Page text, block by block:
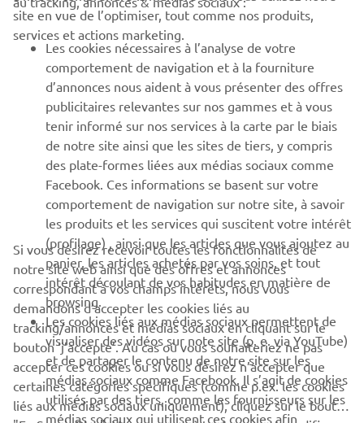
BUSINESS
PLUS DE YAMAHA
SOUTIEN
BULLETIN
Soyez le premier à connaître les dernières offres, les événements
spéciaux, les nouveautés et bien plus encore
S'ABONNER
Lisez notre politique de confidentialité pour savoir comment
nous traitons vos données personnelles :Politique de
Confidentialité
site en vue de l’optimiser, tout comme nos produits,
services et actions marketing.
Les cookies nécessaires à l’analyse de votre
comportement de navigation et à la fourniture
d’annonces nous aident à vous présenter des offres
publicitaires relevantes sur nos gammes et à vous
tenir informé sur nos services à la carte par le biais
de notre site ainsi que les sites de tiers, y compris
des plate-formes liées aux médias sociaux comme
Facebook. Ces informations se basent sur votre
comportement de navigation sur notre site, à savoir
les produits et les services qui suscitent votre intérêt
(profilage) , ainsi que les articles que vous ajoutez au
panier, les articles achetés par vos soins, et tout
intérêt découlant de vos habitudes en matière de
browsing.
Les cookies liés aux médias sociaux permettent de
visualiser des vidéos sur note site (p. e. via YouTube)
et de partager le contenu de notre site sur les
médias sociaux comme Facebook. Il s’agit de cookies
utilisés par des tiers, comme les fournisseurs sur les
médias sociaux qui utilisent ces cookies afin
Si vous désirez recevoir toutes les fonctionnalités de
notre site web ainsi que des offres et annonces
correspondant à vos champs intérêts, nous vous
demandons d’accepter les cookies liés au
tracking/annonces et médias sociaux en cliquant sur le
bouton ‘j’accepte’. Au cas où vous souhaiteriez ne pas
accepter ces cookies ou si vous désirez n’accepter que
certaines catégories spécifiques (comme p.ex. les cookies
liés aux médias sociaux uniquement), cliquez sur le bouton